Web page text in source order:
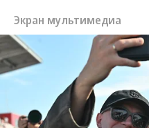
Экран мультимедиа